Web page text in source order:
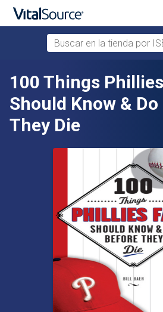
Saltar al contenido principal
Buscar en la tienda por
100 Things
Should Know &
They Die